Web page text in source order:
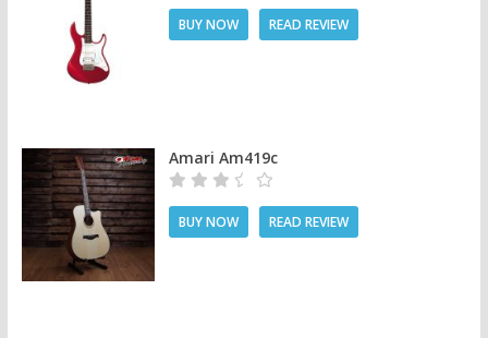
BUY NOW READ REVIEW
Amari Am419c
BUY NOW READ REVIEW